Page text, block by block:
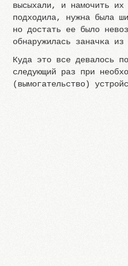
высыхали, и намочить
подходила, нужна была
но достать ее было
обнаружилась заначка
Куда это все девалось
следующий раз при
(вымогательство)